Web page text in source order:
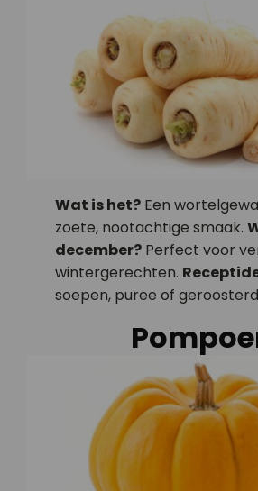
Wat is het? Een
zoete, nootachtige smaak.
december? Perfect voor
wintergerechten.
soepen, puree of